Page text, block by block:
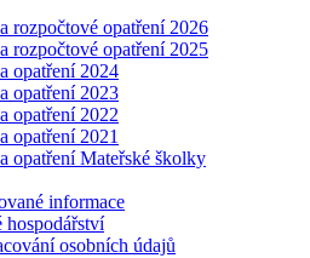
rozpočtové opatření 2026
rozpočtové opatření 2025
opatření 2024
opatření 2023
opatření 2022
opatření 2021
opatření Mateřské školky
informace
hospodářství
osobních údajů